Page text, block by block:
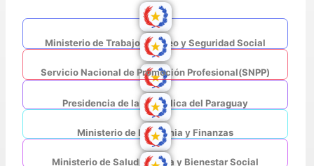
Ministerio de Trabajo, Empleo y Seguridad Social
Servicio Nacional de Promoción Profesional(SNPP)
Presidencia de la República del Paraguay
Ministerio de Economia y Finanzas
Ministerio de Salud Pública y Bienestar Social